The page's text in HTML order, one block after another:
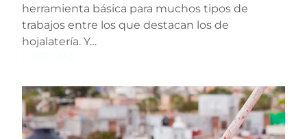
herramienta básica para muchos tipos de
trabajos entre los que destacan los de
hojalatería. Y…